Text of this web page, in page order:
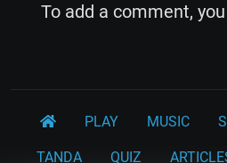
To add a comment,
PLAY MUSIC
TANDA QUIZ